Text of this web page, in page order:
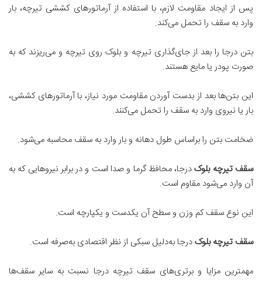
پس از ایجاد مقاومت لازم، با استفاده از آرماتورهای کششی تیرچه، بار
وارد به سقف را تحمل می‌کند.
بتن درجا را بعد از جای‌گذاری تیرچه و بلوک روی تیرچه و می‌‌ریزند که به
صورت پودر یا مایع هستند.
این بتن‌ها بعد از بدست آوردن مقاومت مورد نیاز، با آرماتورهای کششی،
بار یا نیروی وارد به سقف را تحمل می‌کنند.
ضخامت بتن را براساس طول دهانه و بار وارد به سقف محاسبه می‌شود.
سقف تیرچه بلوکدرجا، محافظ گرما و صدا است و در برابر نیروهایی که به
آن وارد می‌شود مقاوم است.
این نوع سقف کم وزن و سطح آن یکدست و یکپارچه است.
سقف تیرچه بلوکدرجا به‌دلیل سبکی از نظر اقتصادی به‌صرفه است.
مهمترین مزایا و برتری‌های سقف تیرچه درجا نسبت به سایر سقف‌ها